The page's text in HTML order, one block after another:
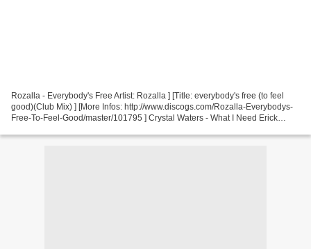
Rozalla - Everybody's Free Artist: Rozalla ] [Title: everybody's free (to feel
good)(Club Mix) ] [More Infos: http://www.discogs.com/Rozalla-Everybodys-
Free-To-Feel-Good/master/101795 ] Crystal Waters - What I Need Erick